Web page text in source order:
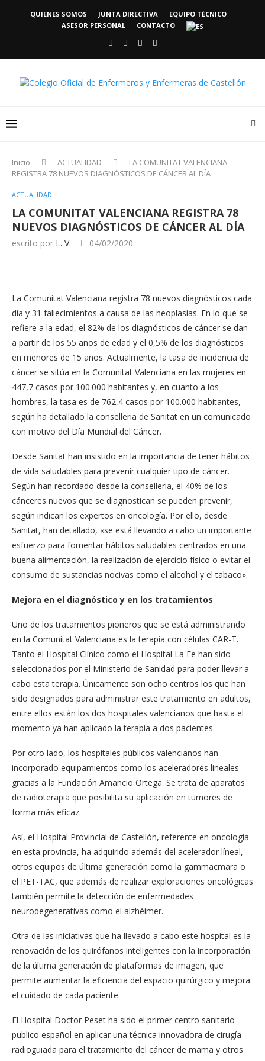
QUIENES SOMOS JUNTA DIRECTIVA
EQUIPO TÉCNICO
ASESOR PERSONAL
CONTACTO
Inicio ACTUALIDAD
LA COMUNITAT VALENCIANA
REGISTRA 78 NUEVOS DIAGNÓSTICOS DE CÁNCER AL DÍA
ACTUALIDAD
LA COMUNITAT VALENCIANA REGISTRA 78
NUEVOS DIAGNÓSTICOS DE CÁNCER AL DÍA
escrito por L. V. 04/02/2020
La Comunitat Valenciana registra 78 nuevos diagnósticos cada
día y 31 fallecimientos a causa de las neoplasias. En lo que se
refiere a la edad, el 82% de los diagnósticos de cáncer se dan
a partir de los 55 años de edad y el 0,5% de los diagnósticos
en menores de 15 años. Actualmente, la tasa de incidencia de
cáncer se sitúa en la Comunitat Valenciana en las mujeres en
447,7 casos por 100.000 habitantes y, en cuanto a los
hombres, la tasa es de 762,4 casos por 100.000 habitantes,
según ha detallado la conselleria de Sanitat en un comunicado
con motivo del Día Mundial del Cáncer.
Desde Sanitat han insistido en la importancia de tener hábitos
de vida saludables para prevenir cualquier tipo de cáncer.
Según han recordado desde la conselleria, el 40% de los
cánceres nuevos que se diagnostican se pueden prevenir,
según indican los expertos en oncología. Por ello, desde
Sanitat, han detallado, «se está llevando a cabo un importante
esfuerzo para fomentar hábitos saludables centrados en una
buena alimentación, la realización de ejercicio físico o evitar el
consumo de sustancias nocivas como el alcohol y el tabaco».
Mejora en el diagnóstico y en los tratamientos
Uno de los tratamientos pioneros que se está administrando
en la Comunitat Valenciana es la terapia con células CAR-T.
Tanto el Hospital Clínico como el Hospital La Fe han sido
seleccionados por el Ministerio de Sanidad para poder llevar a
cabo esta terapia. Únicamente son ocho centros los que han
sido designados para administrar este tratamiento en adultos,
entre ellos están los dos hospitales valencianos que hasta el
momento ya han aplicado la terapia a dos pacientes.
Por otro lado, los hospitales públicos valencianos han
incorporado equipamientos como los aceleradores lineales
gracias a la Fundación Amancio Ortega. Se trata de aparatos
de radioterapia que posibilita su aplicación en tumores de
forma más eficaz.
Así, el Hospital Provincial de Castellón, referente en oncología
en esta provincia, ha adquirido además del acelerador líneal,
otros equipos de última generación como la gammacmara o
el PET-TAC, que además de realizar exploraciones oncológicas
también permite la detección de enfermedades
neurodegenerativas como el alzhéimer.
Otra de las iniciativas que ha llevado a cabo este hospital es la
renovación de los quirófanos inteligentes con la incorporación
de la última generación de plataformas de imagen, que
permite aumentar la eficiencia del espacio quirúrgico y mejora
el cuidado de cada paciente.
El Hospital Doctor Peset ha sido el primer centro sanitario
publico español en aplicar una técnica innovadora de cirugía
radioguiada para el tratamiento del cáncer de mama y otros